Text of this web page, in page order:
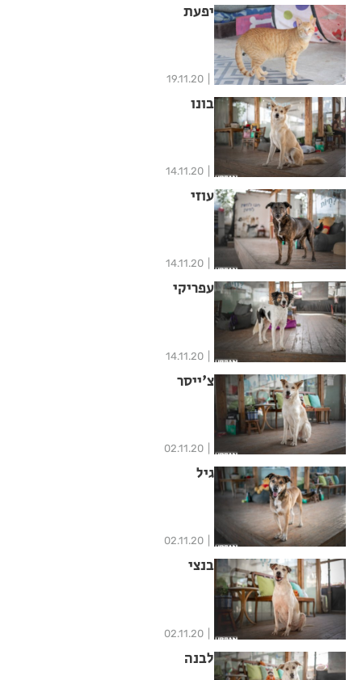
יפעת
19.11.20
בונו
14.11.20
עוזי
14.11.20
עפריקי
14.11.20
צ'ייסר
02.11.20
גיל
02.11.20
בנצי
02.11.20
לבנה